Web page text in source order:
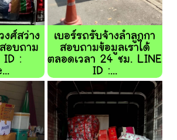
งศ์สว่าง
อบถาม
ID :
เบอร์รถรับจ้างลำลูกกา
สอบถามข้อมูลเราได้
ตลอดเวลา 24 ชม. LINE
ID :...